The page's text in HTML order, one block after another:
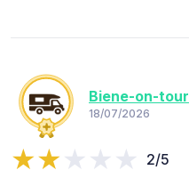
Biene-on-tour
18/07/2026
2/5